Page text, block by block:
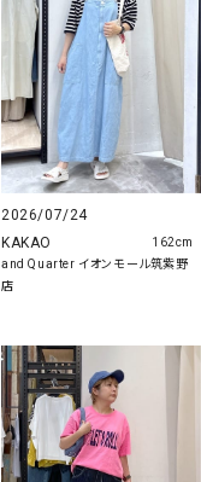
2026/07/24
KAKAO
and Quarter イオンモール筑紫野
店
162cm